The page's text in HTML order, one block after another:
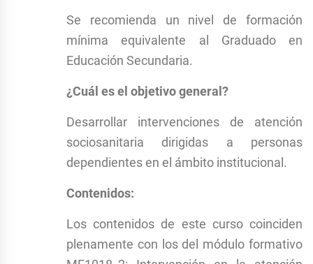
Se recomienda un nivel de formación
mínima equivalente al Graduado en
Educación Secundaria.
¿Cuál es el objetivo general?
Desarrollar intervenciones de atención
sociosanitaria dirigidas a personas
dependientes en el ámbito institucional.
Contenidos:
Los contenidos de este curso coinciden
plenamente con los del módulo formativo